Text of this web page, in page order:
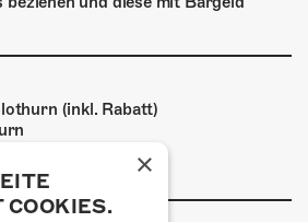
(inkl. Rabatt)
×
COOKIES.